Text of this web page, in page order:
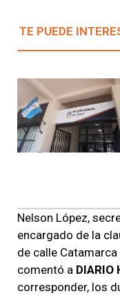
TE PUEDE
Nelson López,
encargado de la
de calle
comentó a DIARIO
corresponder, los